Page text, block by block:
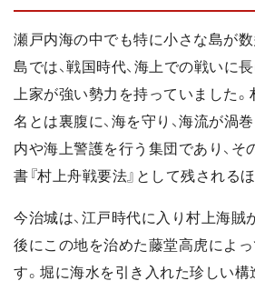
瀬戸内海の中でも特に小さな島が
島では、戦国時代、海上での戦いに
上家が強い勢力を持っていました
名とは裏腹に、海を守り、海流が渦
内や海上警護を行う集団であり、そ
書『村上舟戦要法』として残される
今治城は、江戸時代に入り村上海賊
後にこの地を治めた藤堂高虎によ
す。堀に海水を引き入れた珍しい構